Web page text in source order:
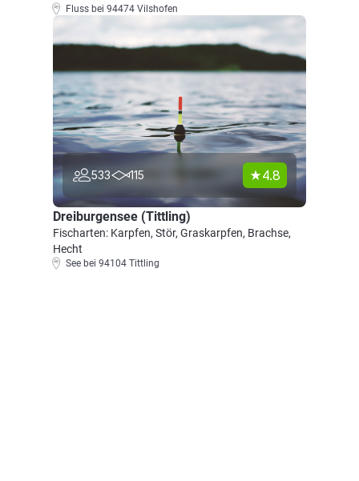
Fluss bei 94474 Vilshofen
533 115 4.8
Dreiburgensee (Tittling)
Fischarten: Karpfen, Stör, Graskarpfen, Brachse,
Hecht
See bei 94104 Tittling